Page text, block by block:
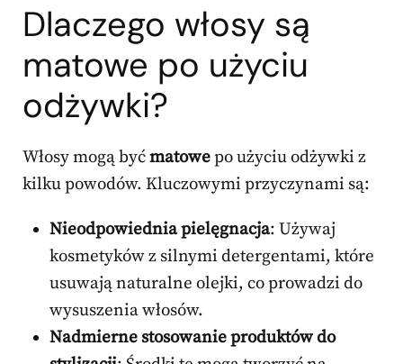
Dlaczego włosy są
matowe po użyciu
odżywki?
Włosy mogą byćmatowepo użyciu odżywki z
kilku powodów. Kluczowymi przyczynami są:
Nieodpowiednia pielęgnacja: Używaj
kosmetyków z silnymi detergentami, które
usuwają naturalne olejki, co prowadzi do
wysuszenia włosów.
Nadmierne stosowanie produktów do